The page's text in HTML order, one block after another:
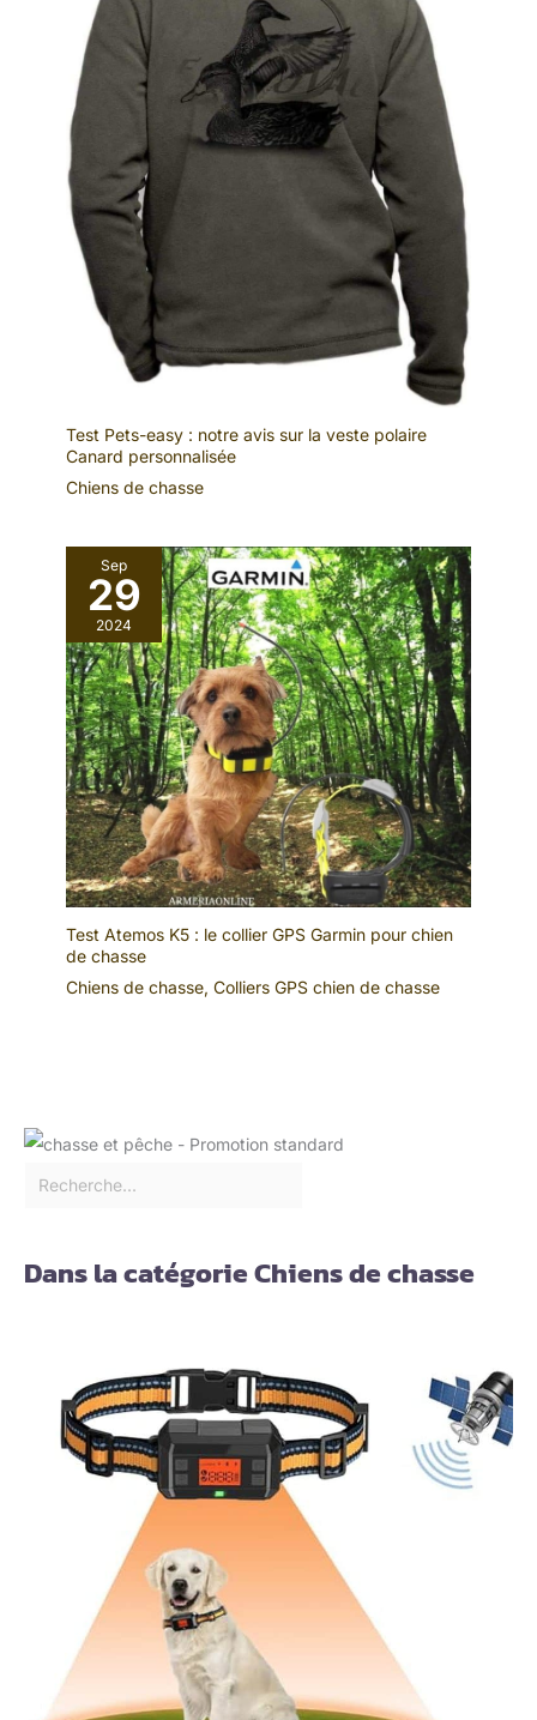
Test Pets-easy : notre avis sur la veste polaire
Canard personnalisée
Chiens de chasse
Sep
29
2024
Test Atemos K5 : le collier GPS Garmin pour chien
de chasse
Chiens de chasse, Colliers GPS chien de chasse
Dans la catégorie Chiens de chasse